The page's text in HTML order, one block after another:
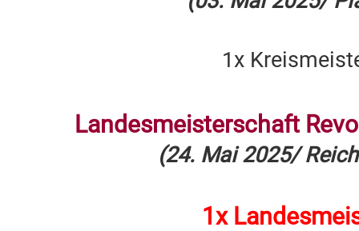
1x
Landesmeisterschaft
(24. Mai 2025/
1x